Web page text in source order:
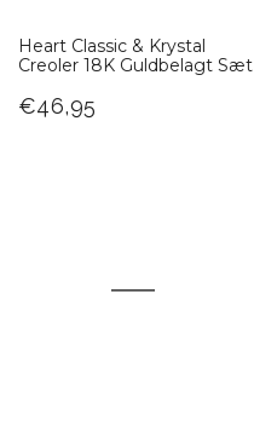
Heart Classic & Krystal
Creoler 18K Guldbelagt Sæt
€46,95